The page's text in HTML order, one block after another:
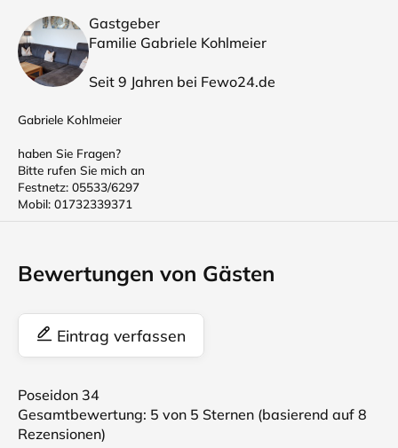
Gastgeber
Familie Gabriele Kohlmeier
Seit 9 Jahren bei Fewo24.de
Gabriele Kohlmeier
haben Sie Fragen?
Bitte rufen Sie mich an
Festnetz: 05533/6297
Mobil: 01732339371
Bewertungen von Gästen
Eintrag verfassen
Poseidon 34
Gesamtbewertung: 5 von 5 Sternen (basierend auf 8
Rezensionen)